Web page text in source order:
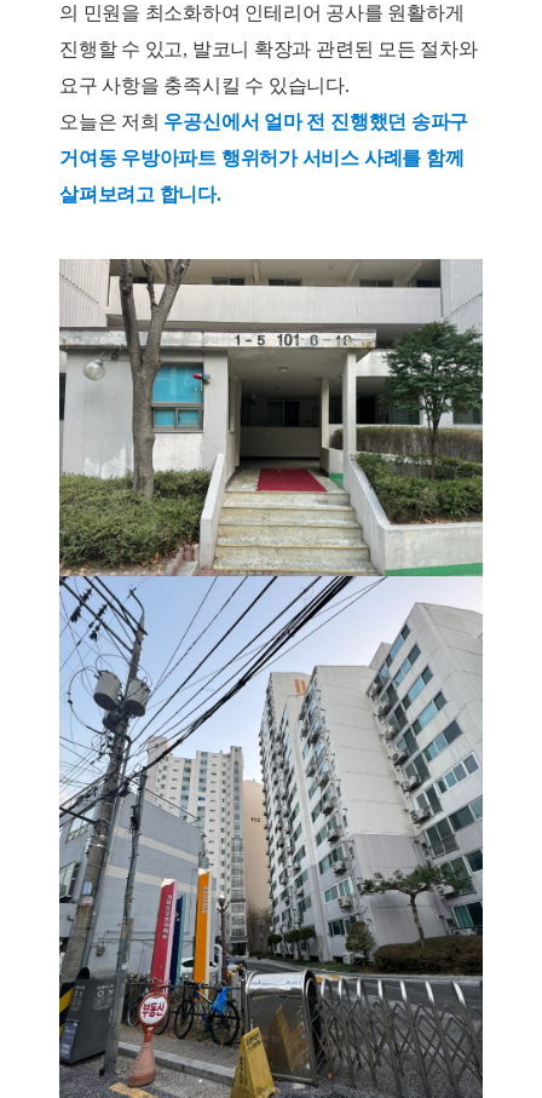
의 민원을 최소화하여 인테리어 공사를 원활하게
진행할 수 있고, 발코니 확장과 관련된 모든 절차와
요구 사항을 충족시킬 수 있습니다.
오늘은 저희 우공신에서 얼마 전 진행했던 송파구
거여동 우방아파트 행위허가 서비스 사례를 함께
살펴보려고 합니다.